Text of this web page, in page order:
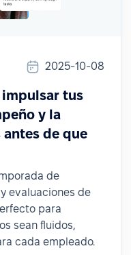
2025-10-08
impulsar tus
y la
de que
de
evaluaciones de
para
sean fluidos,
cada empleado.